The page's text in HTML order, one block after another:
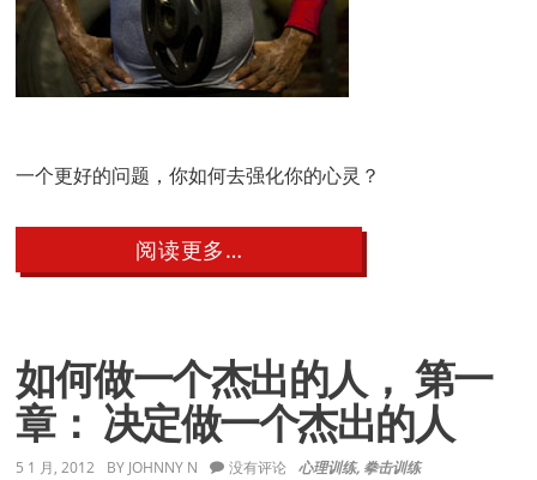
一个更好的问题，你如何去强化你的心灵？
阅读更多…
如
杰
出
的
人，
第
如何做一个杰出的人， 第一
章： 决定做一个杰出的人
5 1 月, 2012 BY JOHNNY N 心理训练, 拳击训练
没有评论